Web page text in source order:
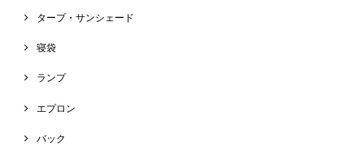
タープ・サンシェード
寝袋
ランプ
エプロン
バック